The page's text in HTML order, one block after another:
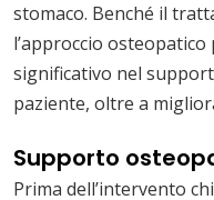
stomaco. Benché il
l’approccio
significativo nel
paziente, oltre a
Supporto
Prima dell’intervento